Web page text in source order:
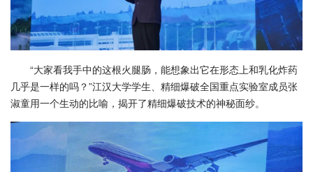
“大家看我手中的这根火腿肠，能想象出它在形态上和乳化炸药
几乎是一样的吗？”江汉大学学生、精细爆破全国重点实验室成员张
淑童用一个生动的比喻，揭开了精细爆破技术的神秘面纱。